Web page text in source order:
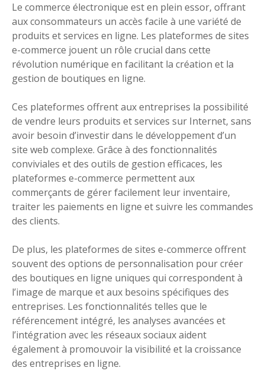
Le commerce électronique est en plein essor, offrant
aux consommateurs un accès facile à une variété de
produits et services en ligne. Les plateformes de sites
e-commerce jouent un rôle crucial dans cette
révolution numérique en facilitant la création et la
gestion de boutiques en ligne.
Ces plateformes offrent aux entreprises la possibilité
de vendre leurs produits et services sur Internet, sans
avoir besoin d’investir dans le développement d’un
site web complexe. Grâce à des fonctionnalités
conviviales et des outils de gestion efficaces, les
plateformes e-commerce permettent aux
commerçants de gérer facilement leur inventaire,
traiter les paiements en ligne et suivre les commandes
des clients.
De plus, les plateformes de sites e-commerce offrent
souvent des options de personnalisation pour créer
des boutiques en ligne uniques qui correspondent à
l’image de marque et aux besoins spécifiques des
entreprises. Les fonctionnalités telles que le
référencement intégré, les analyses avancées et
l’intégration avec les réseaux sociaux aident
également à promouvoir la visibilité et la croissance
des entreprises en ligne.